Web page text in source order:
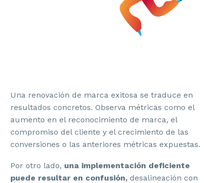
Una renovación de marca exitosa se traduce en
resultados concretos. Observa métricas como el
aumento en el reconocimiento de marca, el
compromiso del cliente y el crecimiento de las
conversiones o las anteriores métricas expuestas.
Por otro lado, una implementación deficiente
puede resultar en confusión, desalineación con